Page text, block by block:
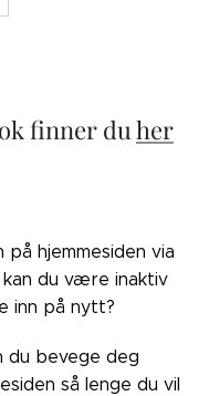
finner duher
på hjemmesiden via
du være inaktiv
inn på nytt?
du bevege deg
så lenge du vil